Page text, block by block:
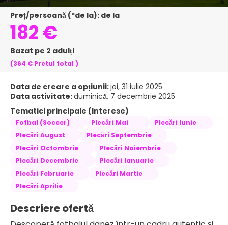
Preț/persoană (*de la): de la
182 €
Bazat pe 2 adulți
(364 € Pretul total )
Data de creare a opțiunii:joi, 31 iulie 2025
Data activitate:duminică, 7 decembrie 2025
Tematici principale (Interese)
Fotbal (Soccer) Plecări Mai
Plecări Iunie
Plecări August
Plecări Septembrie
Plecări Octombrie
Plecări Noiembrie
Plecări Decembrie
Plecări Ianuarie
Plecări Februarie
Plecări Martie
Plecări Aprilie
Descriere ofertă